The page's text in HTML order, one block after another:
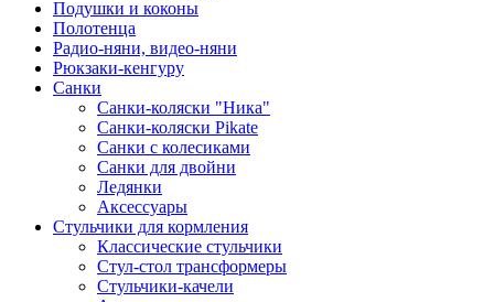
Подушки и коконы
Полотенца
Радио-няни, видео-няни
Рюкзаки-кенгуру
Санки
Санки-коляски "Ника"
Санки-коляски Pikate
Санки с колесиками
Санки для двойни
Ледянки
Аксессуары
Стульчики для кормления
Классические стульчики
Стул-стол трансформеры
Стульчики-качели